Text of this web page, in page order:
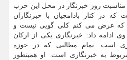
روز خبرنگار در محل این حزب
۴۰ سال است که در کنار بادامچیان با خبرنگاران
که عرض می کنم کلی گویی نیست و
ادامه داد: خبرنگاری یکی از ارکان
است. تمام مطالبی که در حوزه
به خبرنگاری است. او همینطور